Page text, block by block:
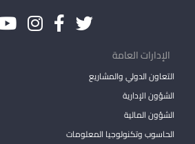
الإدارات العامة
التعاون الدولي والمشاريع
الشؤون الإدارية
الشؤون المالية
الحاسوب وتكنولوجيا المعلومات